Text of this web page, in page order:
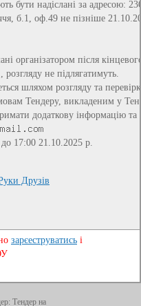
бути надіслані за адресою:
б.1, оф.49 не пізніше
організатором після
не підлягатимуть.
шляхом розгляду та
Тендеру, викладеним у
додаткову інформацію та
17:00 21.10.2025 р.
Друзів
зарєеструватись і
Тендер на